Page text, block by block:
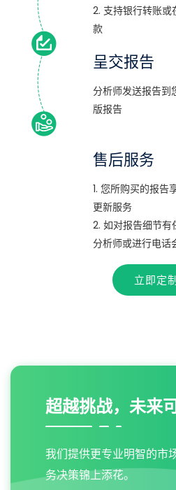
2. 支持银行转账
款
呈交报告
分析师发送报告到
版报告
售后服务
1. 您所购买的报告
更新服务
2. 如对报告细节有
分析师或进行电话
立即定
超越挑战，未来
我们提供更专业明智的市
务决策锦上添花。